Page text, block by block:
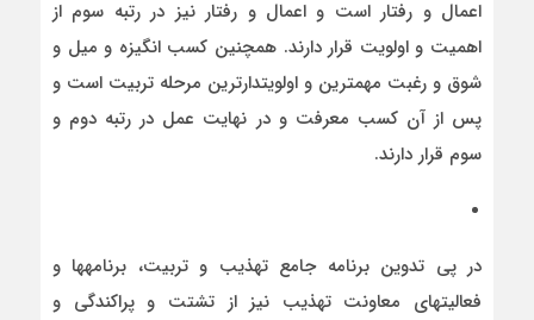
اعمال و رفتار است و اعمال و رفتار نیز در رتبه سوم از
اهمیت و اولویت قرار دارند. همچنین کسب انگیزه و میل و
شوق و رغبت مهمترین و اولویت­دارترین مرحله تربیت است و
پس از آن کسب معرفت و در نهایت عمل در رتبه دوم و
سوم قرار دارند.
در پی تدوین برنامه جامع تهذیب و تربیت، برنامه­ها و
فعالیت­های معاونت تهذیب نیز از تشتت و پراکندگی و